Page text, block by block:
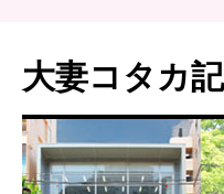
大妻コタカ